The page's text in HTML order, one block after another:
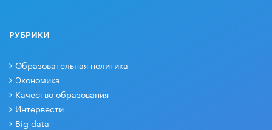
РУБРИКИ
Образовательная политика
Экономика
Качество образования
Интервести
Big data